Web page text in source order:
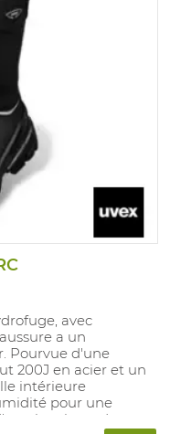
avec
a un
Pourvue d'une
200J en acier et un
intérieure
pour une
absorbeur de